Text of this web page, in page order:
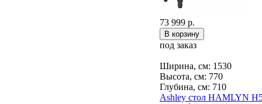
73 999 р.
под заказ
Ширина, см: 1530
Высота, см: 770
Глубина, см: 710
Ashley стол HAMLYN